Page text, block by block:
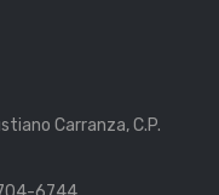
Carranza, C.P.